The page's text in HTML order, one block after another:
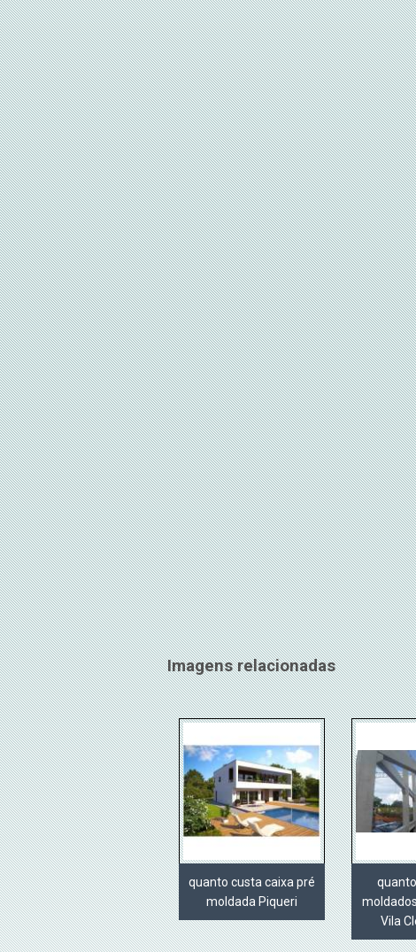
Imagens relacionadas
quanto custa caixa pré
moldada Piqueri
Vila